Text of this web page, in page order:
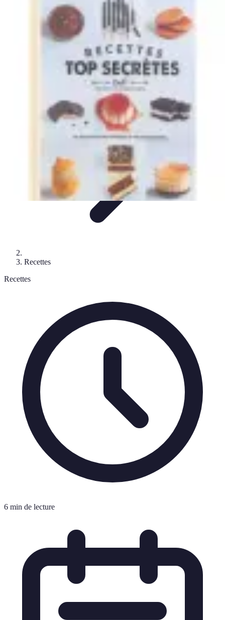
Repas LowCarb
Recettes et Idées de Menus
Ingrédients et
Astuces et conseils
Recettes
Recettes
6 min de lecture